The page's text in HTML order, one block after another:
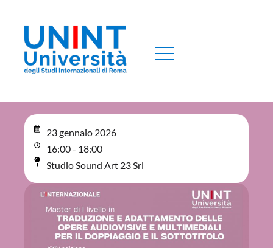
23 gennaio 2026
16:00 - 18:00
Studio Sound Art 23 Srl